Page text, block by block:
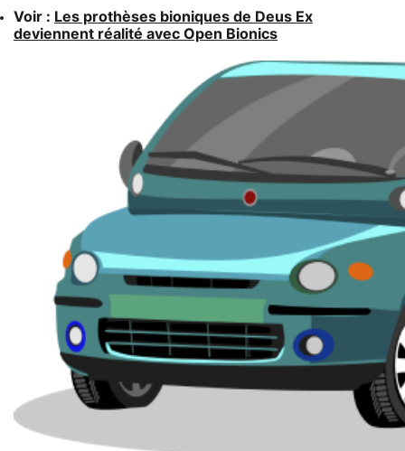
Voir : Les prothèses bioniques de Deus Ex
deviennent réalité avec Open Bionics